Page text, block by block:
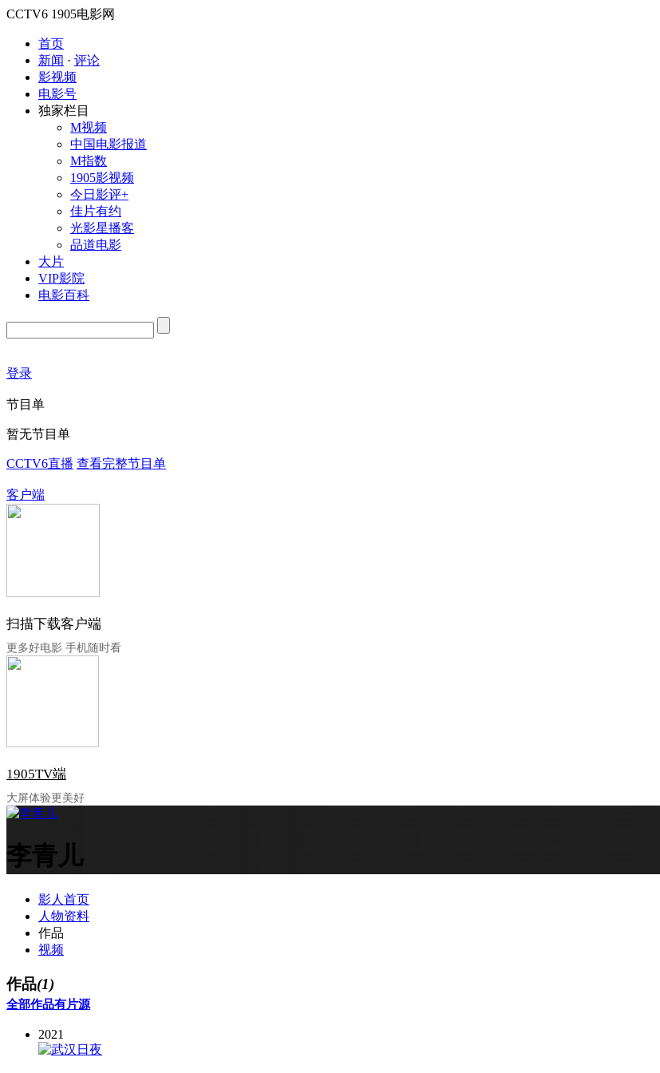
CCTV6 1905电影网
首页
新闻 · 评论
影视频
电影号
独家栏目
M视频
中国电影报道
M指数
1905影视频
今日影评+
佳片有约
光影星播客
品道电影
大片
VIP影院
电影百科
登录
节目单
暂无节目单
CCTV6直播 查看完整节目单
客户端
扫描下载客户端
更多好电影 手机随时看
1905TV端
大屏体验更美好
李青儿
影人首页
人物资料
作品
视频
作品(1)
全部作品有片源
2021